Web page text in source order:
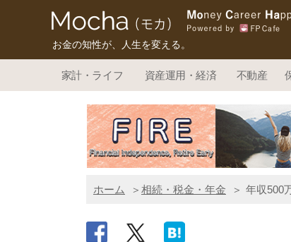
お金の知性が、人生を変える。
家計・ライフ 資産運用・経済 不動産
ホーム 相続・税金・年金 年収500